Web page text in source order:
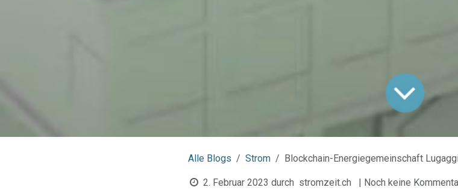
Alle Blogs Strom Blockchain-Energiegemeinschaft
2. Februar 2023 durch stromzeit.ch | Noch keine